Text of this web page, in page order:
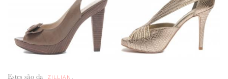
Estes são da ZILLIAN ,